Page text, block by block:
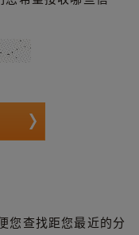
您查找距您最近的分